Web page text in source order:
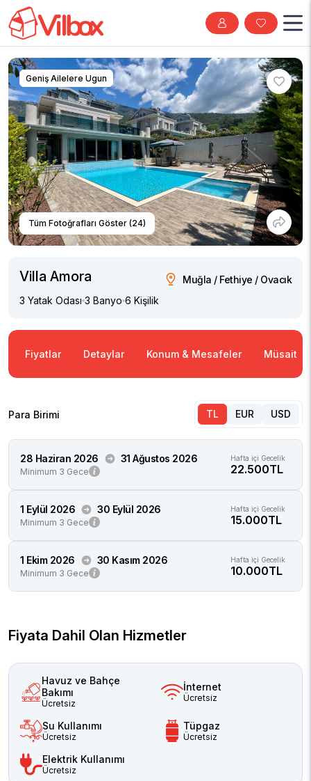
Tüm Fotoğrafları Göster (24)
Geniş Ailelere Ugun
Villa Amora
Muğla / Fethiye / Ovacık
3 Yatak Odası 3 Banyo 6 Kişilik
Fiyatlar Detaylar Konum & Mesafeler Müsaitlik
Para Birimi TL EUR USD
28 Haziran 2026 31 Ağustos 2026
Minimum 3 Gece
Hafta içi Gecelik
22.500TL
1 Eylül 2026 30 Eylül 2026
Minimum 3 Gece
Hafta içi Gecelik
15.000TL
1 Ekim 2026 30 Kasım 2026
Minimum 3 Gece
Hafta içi Gecelik
10.000TL
Fiyata Dahil Olan Hizmetler
Havuz ve Bahçe
Bakımı
Ücretsiz
İnternet
Ücretsiz
Su Kullanımı
Ücretsiz
Tüpgaz
Ücretsiz
Elektrik Kullanımı
Ücretsiz